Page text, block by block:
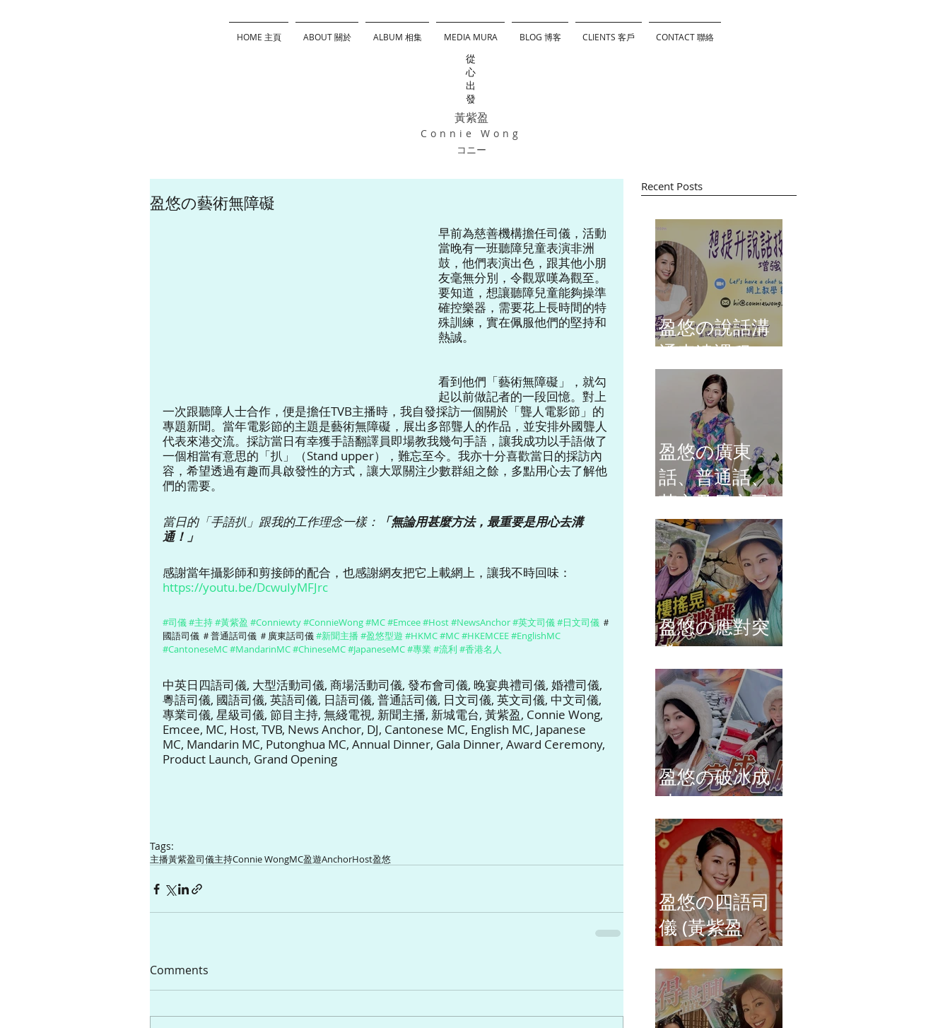
HOME 主頁 ABOUT 關於 ALBUM 相集 MEDIA MURA BLOG 博客 CLIENTS 客戶 CONTACT 聯絡
從
心
出
發
黃紫盈
Connie Wong
コニー
盈悠の藝術無障礙
早前為慈善機構擔任司儀，活動
當晚有一班聽障兒童表演非洲
鼓，他們表演出色，跟其他小朋
友毫無分別，令觀眾嘆為觀至。
要知道，想讓聽障兒童能夠操準
確控樂器，需要花上長時間的特
殊訓練，實在佩服他們的堅持和
熱誠。
看到他們「藝術無障礙」，就勾
起以前做記者的一段回憶。對上
一次跟聽障人士合作，便是擔任TVB主播時，我自發採訪一個關於「聾人電影節」的
專題新聞。當年電影節的主題是藝術無障礙，展出多部聾人的作品，並安排外國聾人
代表來港交流。採訪當日有幸獲手語翻譯員即場教我幾句手語，讓我成功以手語做了
一個相當有意思的「扒」（Stand upper），難忘至今。我亦十分喜歡當日的採訪內
容，希望透過有趣而具啟發性的方式，讓大眾關注少數群組之餘，多點用心去了解他
們的需要。
當日的「手語扒」跟我的工作理念一樣：
「無論用甚麼方法，最重要是用心去溝
通！」
感謝當年攝影師和剪接師的配合，也感謝網友把它上載網上，讓我不時回味：
https://youtu.be/DcwuIyMFJrc
#司儀#主持#黃紫盈 #Conniewty#ConnieWong#MC#Emcee#Host#NewsAnchor#英文司儀#日文司儀 ＃
國語司儀 ＃普通話司儀 ＃廣東話司儀 #新聞主播 #盈悠型遊 #HKMC#MC#HKEMCEE#EnglishMC
#CantoneseMC#MandarinMC#ChineseMC#JapaneseMC#專業 #流利 #香港名人
中英日四語司儀, 大型活動司儀, 商場活動司儀, 發布會司儀, 晚宴典禮司儀, 婚禮司儀,
粵語司儀, 國語司儀, 英語司儀, 日語司儀, 普通話司儀, 日文司儀, 英文司儀, 中文司儀,
專業司儀, 星級司儀, 節目主持, 無綫電視, 新聞主播, 新城電台, 黃紫盈, Connie Wong,
Emcee, MC, Host, TVB, News Anchor, DJ, Cantonese MC, English MC, Japanese
MC, Mandarin MC, Putonghua MC, Annual Dinner, Gala Dinner, Award Ceremony,
Product Launch, Grand Opening
Tags:
主播黃紫盈司儀主持Connie WongMC盈遊AnchorHost盈悠
Comments
Recent Posts
盈悠の說話溝
通表達課程
盈悠の廣東
話、普通話、
英文及日文司
儀 黃紫盈
盈悠の應對突
發
盈悠の破冰成
功
盈悠の四語司
儀 (黃紫盈
Connie)